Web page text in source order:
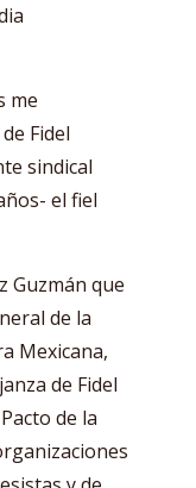
me
Fidel
sindical
el fiel
Guzmán que
de la
Mexicana,
de Fidel
de la